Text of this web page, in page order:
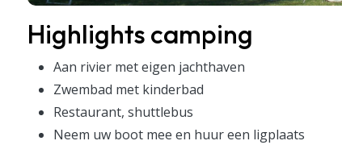
Highlights camping
Aan rivier met eigen jachthaven
Zwembad met kinderbad
Restaurant, shuttlebus
Neem uw boot mee en huur een ligplaats